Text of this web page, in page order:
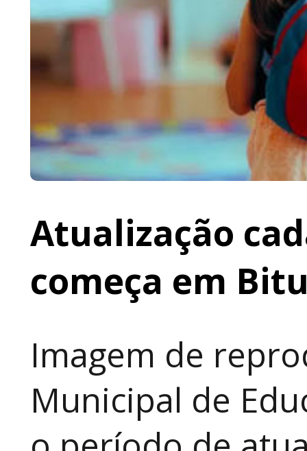
Atualização
começa em
Imagem de
Municipal de